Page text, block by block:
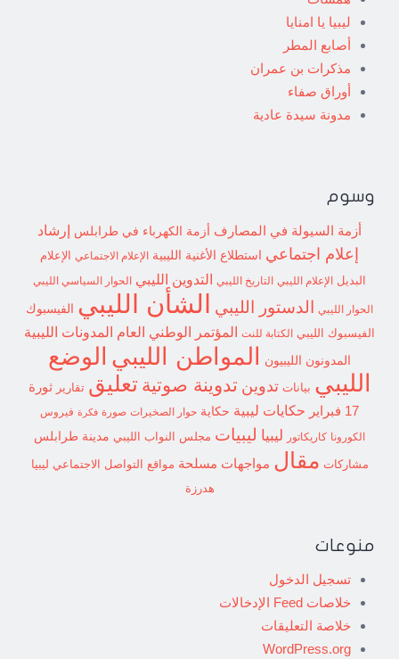
ليبيا يا امنايا
أصابع المطر
مذكرات بن عمران
أوراق صفاء
مدونة سيدة عادية
وسوم
أزمة السيولة في المصارف أزمة الكهرباء في طرابلس إرشاد
إعلام اجتماعي استطلاع الأغنية الليبية الإعلام الاجتماعي
الإعلام
البديل الإعلام الليبي التاريخ الليبي التدوين الليبي الحوار السياسي الليبي
الحوار الليبي الدستور الليبي الشأن الليبي الفيسبوك
الفيسبوك الليبي الكتابة للنت المؤتمر الوطني العام المدونات الليبية
المدونون الليبيون المواطن الليبي الوضع
الليبي بيانات تدوين تدوينة صوتية تعليق تقارير
ثورة
17 فبراير
حكايات ليبية حكاية حوار الصخيرات صورة فكرة فيروس
الكورونا كاريكاتور ليبيا ليبيات مجلس النواب الليبي مدينة طرابلس
مشاركات مقال مواجهات مسلحة مواقع التواصل الاجتماعي ليبيا
هدرزة
منوعات
تسجيل الدخول
خلاصات Feed الإدخالات
خلاصة التعليقات
WordPress.org